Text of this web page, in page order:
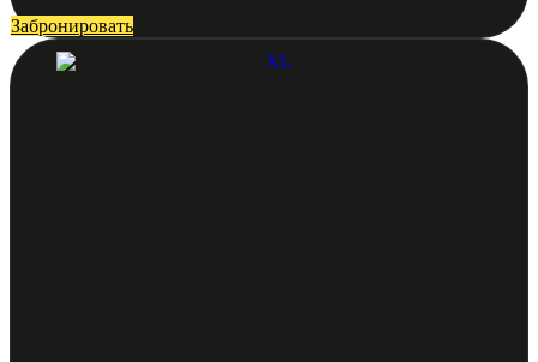
Забронировать